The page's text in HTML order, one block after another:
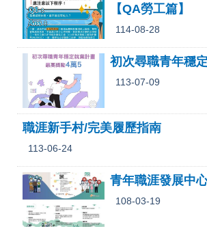
【QA勞工篇】
114-08-28
初次尋職青年穩
113-07-09
職涯新手村/完美履歷指南
113-06-24
青年職涯發展中
108-03-19